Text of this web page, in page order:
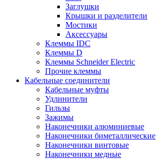
Заглушки
Крышки и разделители
Мостики
Аксессуары
Клеммы IDC
Клеммы D
Клеммы Schneider Electric
Прочие клеммы
Кабельные соединители
Кабельные муфты
Удлинители
Гильзы
Зажимы
Наконечники алюминиевые
Наконечники биметаллические
Наконечники винтовые
Наконечники медные